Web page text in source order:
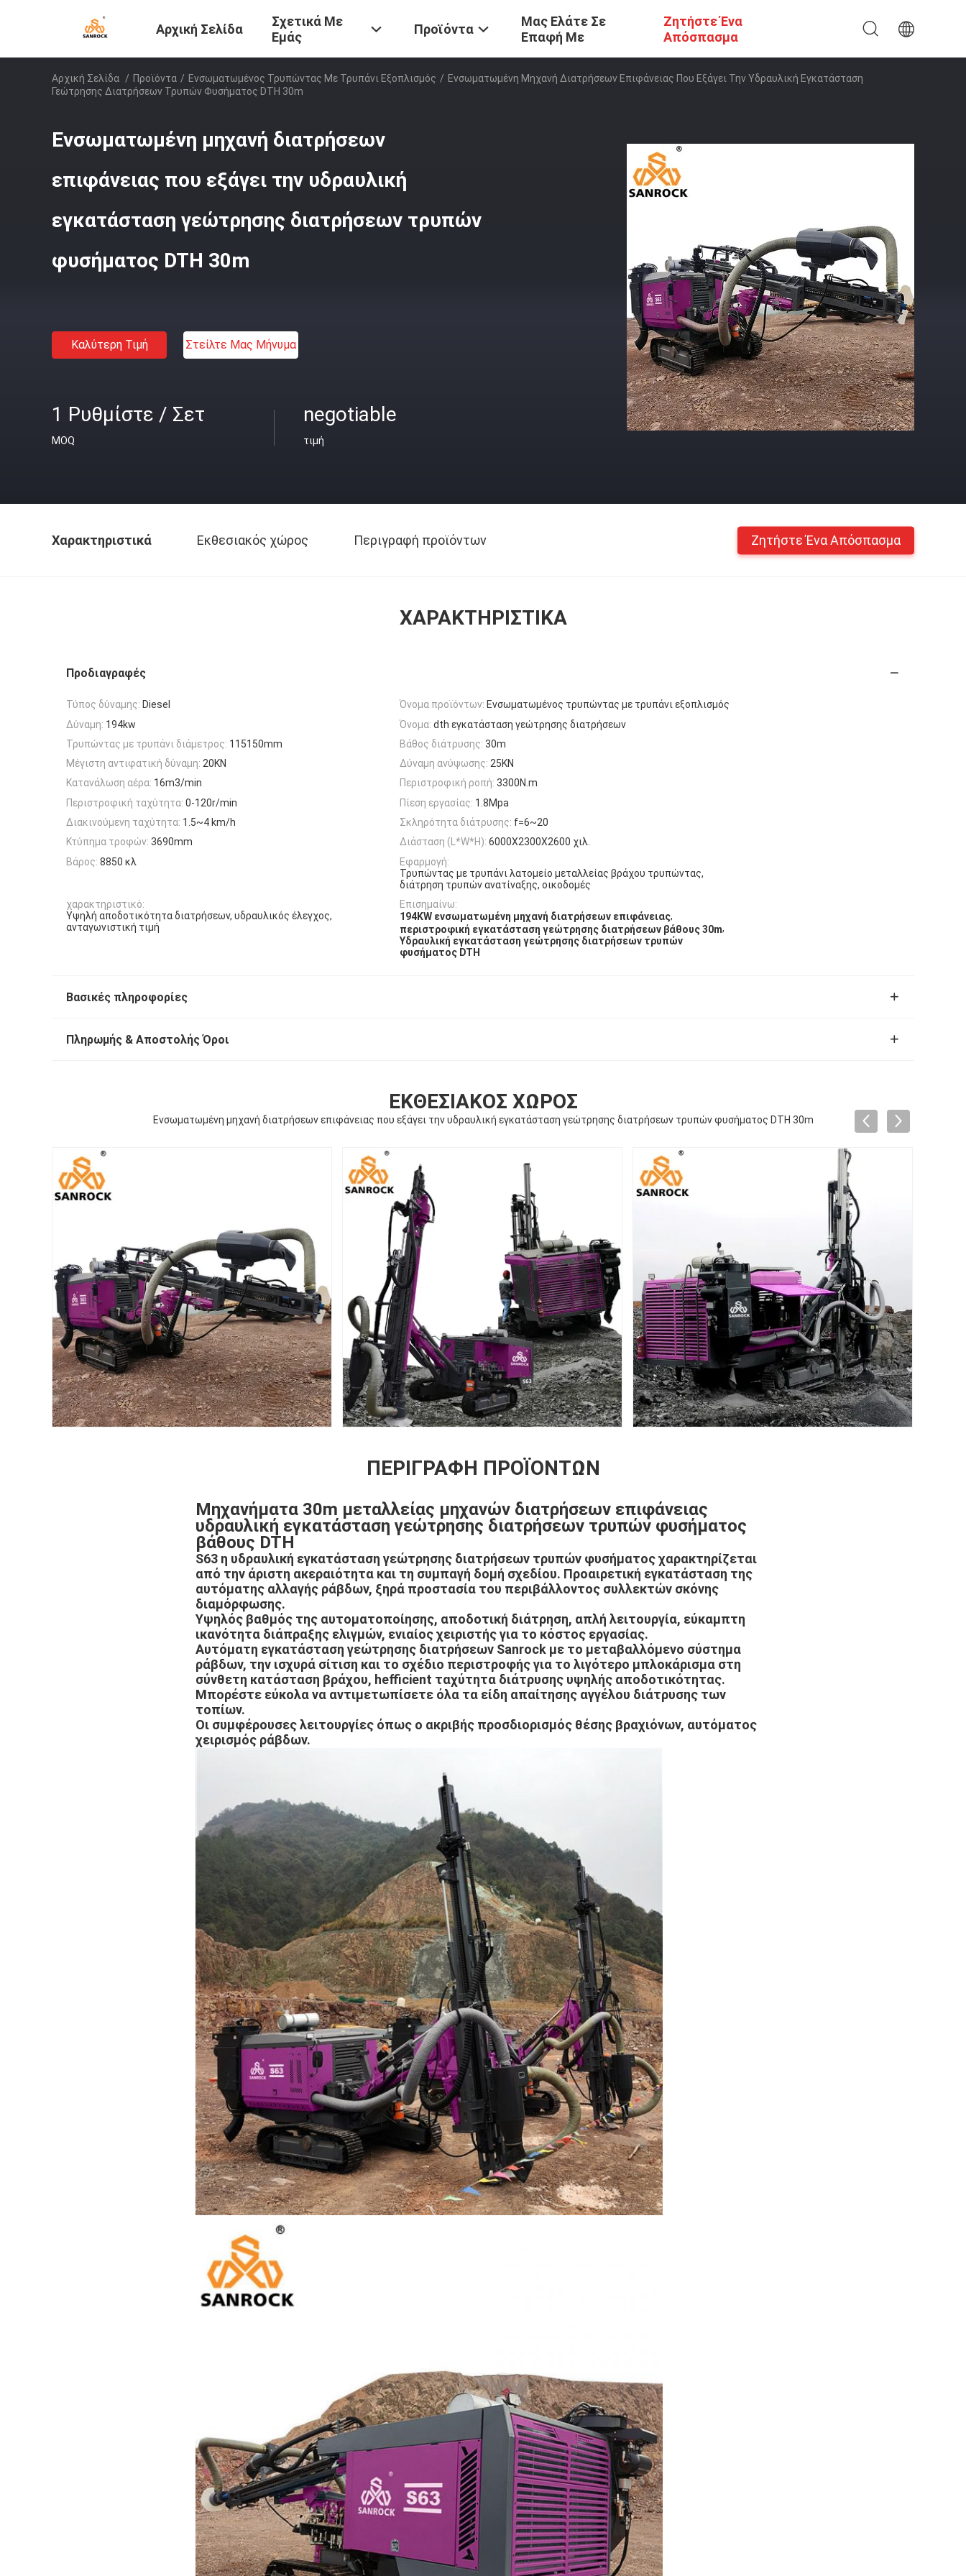
Αρχική Σελίδα
Σχετικά Με
Εμάς
Προϊόντα
Μας Ελάτε Σε
Επαφή Με
Ζητήστε Ένα
Απόσπασμα
Αρχική Σελίδα / Προϊόντα / Ενσωματωμένος Τρυπώντας Με Τρυπάνι Εξοπλισμός / Ενσωματωμένη Μηχανή Διατρήσεων Επιφάνειας Που Εξάγει Την Υδραυλική Εγκατάσταση
Γεώτρησης Διατρήσεων Τρυπών Φυσήματος DTH 30m
Ενσωματωμένη μηχανή διατρήσεων
επιφάνειας που εξάγει την υδραυλική
εγκατάσταση γεώτρησης διατρήσεων τρυπών
φυσήματος DTH 30m
Καλύτερη Τιμή Στείλτε Μας Μήνυμα
1 Ρυθμίστε / Σετ
MOQ
negotiable
τιμή
Χαρακτηριστικά Εκθεσιακός χώρος Περιγραφή προϊόντων Ζητήστε Ένα Απόσπασμα
ΧΑΡΑΚΤΗΡΙΣΤΙΚΆ
Προδιαγραφές
Τύπος δύναμης: Diesel Όνομα προϊόντων: Ενσωματωμένος τρυπώντας με τρυπάνι εξοπλισμός
Δύναμη: 194kw Όνομα: dth εγκατάσταση γεώτρησης διατρήσεων
Τρυπώντας με τρυπάνι διάμετρος: 115150mm Βάθος διάτρυσης: 30m
Μέγιστη αντιφατική δύναμη: 20KN Δύναμη ανύψωσης: 25KN
Κατανάλωση αέρα: 16m3/min Περιστροφική ροπή: 3300N.m
Περιστροφική ταχύτητα: 0-120r/min Πίεση εργασίας: 1.8Mpa
Διακινούμενη ταχύτητα: 1.5~4 km/h Σκληρότητα διάτρυσης: f=6~20
Κτύπημα τροφών: 3690mm Διάσταση (L*W*H): 6000X2300X2600 χιλ.
Βάρος: 8850 κλ
Εφαρμογή:
Τρυπώντας με τρυπάνι λατομείο μεταλλείας βράχου τρυπώντας,
διάτρηση τρυπών ανατίναξης, οικοδομές
χαρακτηριστικό:
Υψηλή αποδοτικότητα διατρήσεων, υδραυλικός έλεγχος,
ανταγωνιστική τιμή
Επισημαίνω:
194KW ενσωματωμένη μηχανή διατρήσεων επιφάνειας,
περιστροφική εγκατάσταση γεώτρησης διατρήσεων βάθους 30m,
Υδραυλική εγκατάσταση γεώτρησης διατρήσεων τρυπών
φυσήματος DTH
Βασικές πληροφορίες
Πληρωμής & Αποστολής Όροι
ΕΚΘΕΣΙΑΚΌΣ ΧΏΡΟΣ
Ενσωματωμένη μηχανή διατρήσεων επιφάνειας που εξάγει την υδραυλική εγκατάσταση γεώτρησης διατρήσεων τρυπών φυσήματος DTH 30m
ΠΕΡΙΓΡΑΦΉ ΠΡΟΪΌΝΤΩΝ
Μηχανήματα 30m μεταλλείας μηχανών διατρήσεων επιφάνειας
υδραυλική εγκατάσταση γεώτρησης διατρήσεων τρυπών φυσήματος
βάθους DTH
S63 η υδραυλική εγκατάσταση γεώτρησης διατρήσεων τρυπών φυσήματος χαρακτηρίζεται
από την άριστη ακεραιότητα και τη συμπαγή δομή σχεδίου. Προαιρετική εγκατάσταση της
αυτόματης αλλαγής ράβδων, ξηρά προστασία του περιβάλλοντος συλλεκτών σκόνης
διαμόρφωσης.
Υψηλός βαθμός της αυτοματοποίησης, αποδοτική διάτρηση, απλή λειτουργία, εύκαμπτη
ικανότητα διάπραξης ελιγμών, ενιαίος χειριστής για το κόστος εργασίας.
Αυτόματη εγκατάσταση γεώτρησης διατρήσεων Sanrock με το μεταβαλλόμενο σύστημα
ράβδων, την ισχυρά σίτιση και το σχέδιο περιστροφής για το λιγότερο μπλοκάρισμα στη
σύνθετη κατάσταση βράχου, hefficient ταχύτητα διάτρυσης υψηλής αποδοτικότητας.
Μπορέστε εύκολα να αντιμετωπίσετε όλα τα είδη απαίτησης αγγέλου διάτρυσης των
τοπίων.
Οι συμφέρουσες λειτουργίες όπως ο ακριβής προσδιορισμός θέσης βραχιόνων, αυτόματος
χειρισμός ράβδων.